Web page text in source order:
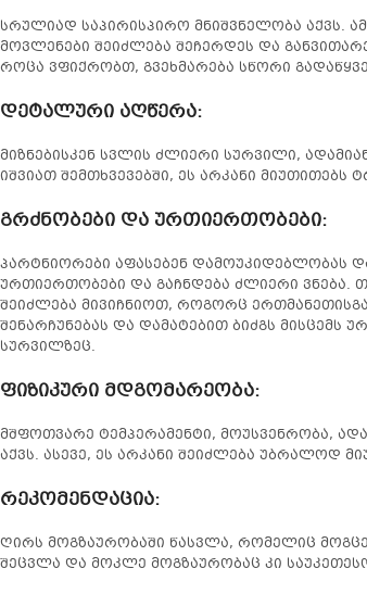
სრულიად საპირისპირო მნიშვნელობა აქვს.
მოვლენები შეიძლება შეჩერდეს და
როცა ვფიქრობთ, გვეხმარება სწორი
დეტალური აღწერა:
მიზნებისკენ სვლის ძლიერი სურვილი,
იშვიათ შემთხვევებში, ეს არკანი მიუთითებს
გრძნობები და ურთიერთობები:
პარტნიორები აფასებენ დამოუკიდებლობას
ურთიერთობები და გაჩნდება ძლიერი ვნება.
შეიძლება მივიჩნიოთ, როგორც
შენარჩუნებას და დამატებით ბიძგს
სურვილზეც.
ფიზიკური მდგომარეობა:
მშფოთვარე ტემპერამენტი, მოუსვენრობა,
აქვს. ასევე, ეს არკანი შეიძლება უბრალოდ
რეკომენდაცია:
ღირს მოგზაურობაში წასვლა, რომელიც
შეცვლა და მოკლე მოგზაურობაც კი